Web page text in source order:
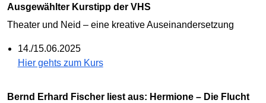
Ausgewählter Kurstipp der VHS
Theater und Neid – eine kreative Auseinandersetzung
14./15.06.2025
Hier gehts zum Kurs
Bernd Erhard Fischer liest aus: Hermione – Die Flucht